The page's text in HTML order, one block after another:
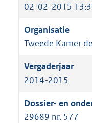
02-02-2015
Tweede Kamer
2014-2015
29689 nr. 577